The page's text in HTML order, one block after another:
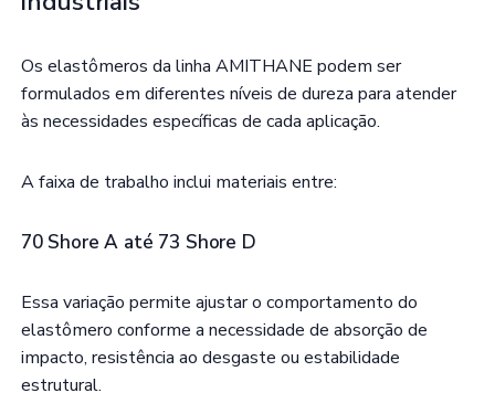
Os elastômeros da linha AMITHANE podem ser
formulados em diferentes níveis de dureza para atender
às necessidades específicas de cada aplicação.
A faixa de trabalho inclui materiais entre:
70 Shore A até 73 Shore D
Essa variação permite ajustar o comportamento do
elastômero conforme a necessidade de absorção de
impacto, resistência ao desgaste ou estabilidade
estrutural.